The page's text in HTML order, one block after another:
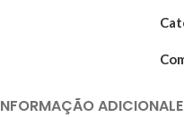
ADICIONAL